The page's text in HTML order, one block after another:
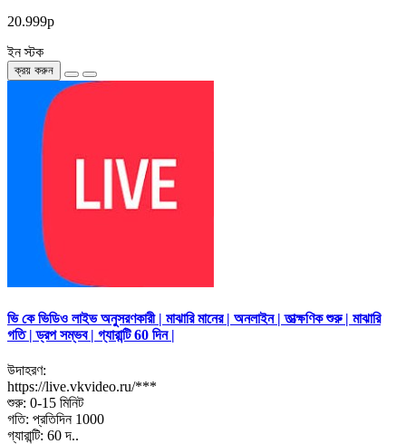
20.999р
ইন স্টক
ক্রয় করুন
ভি কে ভিডিও লাইভ অনুসরণকারী | মাঝারি মানের | অনলাইন | তাত্ক্ষণিক শুরু | মাঝারি
গতি | ড্রপ সম্ভব | গ্যারান্টি 60 দিন |
উদাহরণ:
https://live.vkvideo.ru/***
শুরু: 0-15 মিনিট
গতি: প্রতিদিন 1000
গ্যারান্টি: 60 দ..